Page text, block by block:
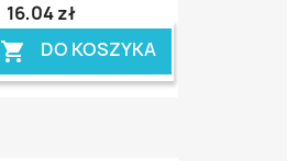
16,04 zł
 DO KOSZYKA